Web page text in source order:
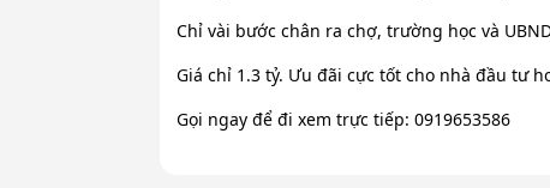
​Chỉ vài bước chân ra chợ, trường học và
​Giá chỉ 1.3 tỷ. Ưu đãi cực tốt cho nhà đầu tư
​Gọi ngay để đi xem trực tiếp: 0919653586